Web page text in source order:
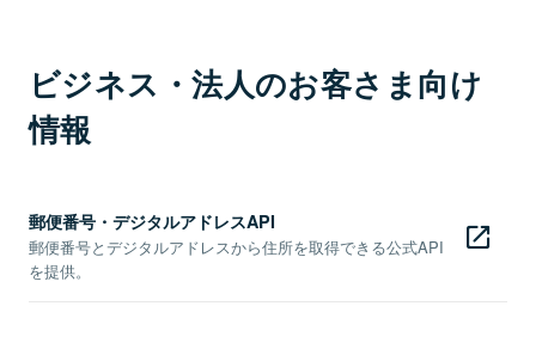
ビジネス・法人のお客さま向け
情報
郵便番号・デジタルアドレスAPI
郵便番号とデジタルアドレスから住所を取得できる公式API
を提供。